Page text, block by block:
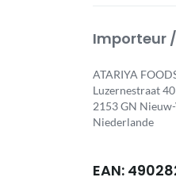
Importeur
ATARIYA
Luzernestraat 40
2153 GN
Niederlande
EAN: